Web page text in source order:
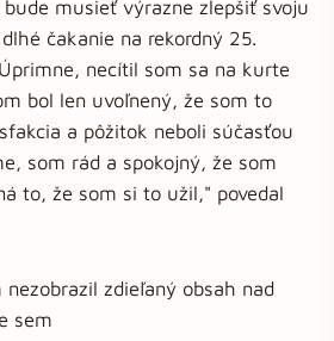
musieť výrazne zlepšiť svoju
čakanie na rekordný 25.
necítil som sa na kurte
bol len uvoľnený, že som to
a pôžitok neboli súčasťou
som rád a spokojný, že som
to, že som si to užil," povedal
zdieľaný obsah nad
sem